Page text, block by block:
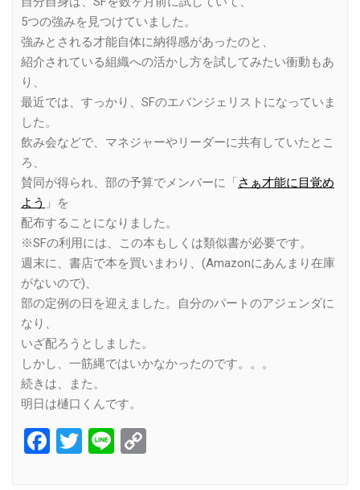
5つの強みを見つけていました。
強みとされる才能自体に納得感があったのと、
紹介されている組織への活かし方を試してみたい衝動もあ
り、
最近では、すっかり、SFのエバンジェリストになっていま
した。
飲み会などで、マネジャーやリーダーに共有していたとこ
ろ、
賛同が得られ、部の予算でメンバーに「さぁ才能に目覚め
よう 」を
配布することになりました。
※SFの利用には、この本もしくは類似書が必要です。
週末に、書店で本を買いまわり、(Amazonにあんまり在庫
がないので)、
部の定例の日を迎えました。自分のパートのアジェンダに
なり、
いざ配ろうとしました。
しかし、一筋縄ではいかなかったのです。。。
続きは、また。
明日は樋口くんです。
Facebook
Twitter
Line